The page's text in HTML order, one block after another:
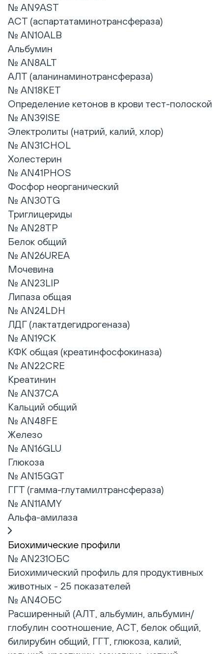
№ AN9AST
АСТ (аспартатаминотрансфераза)
№ AN10ALB
Альбумин
№ AN8ALT
АЛТ (аланинаминотрансфераза)
№ AN18KET
Определение кетонов в крови тест-полоской
№ AN39ISE
Электролиты (натрий, калий, хлор)
№ AN31CHOL
Холестерин
№ AN41PHOS
Фосфор неорганический
№ AN30TG
Триглицериды
№ AN28TP
Белок общий
№ AN26UREA
Мочевина
№ AN23LIP
Липаза общая
№ AN24LDH
ЛДГ (лактатдегидрогеназа)
№ AN19CK
КФК общая (креатинфосфокиназа)
№ AN22CRE
Креатинин
№ AN37CA
Кальций общий
№ AN48FE
Железо
№ AN16GLU
Глюкоза
№ AN15GGT
ГГТ (гамма-глутамилтрансфераза)
№ AN11AMY
Альфа-амилаза
Биохимические профили
№ AN231ОБС
Биохимический профиль для продуктивных
животных - 25 показателей
№ AN4ОБС
Расширенный (АЛТ, альбумин, альбумин/
глобулин соотношение, АСТ, белок общий,
билирубин общий, ГГТ, глюкоза, калий,